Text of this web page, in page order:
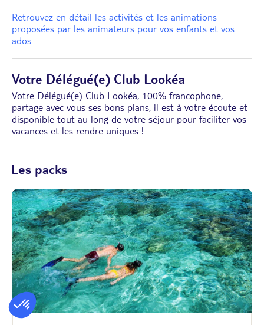
Retrouvez en détail les activités et les animations
proposées par les animateurs pour vos enfants et vos
ados
Votre Délégué(e) Club Lookéa
Votre Délégué(e) Club Lookéa, 100% francophone,
partage avec vous ses bons plans, il est à votre écoute et
disponible tout au long de votre séjour pour faciliter vos
vacances et les rendre uniques !
Les packs